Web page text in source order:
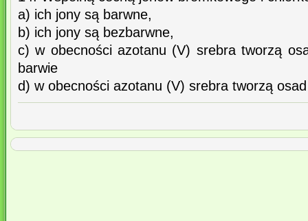
a) ich jony są barwne,
b) ich jony są bezbarwne,
c) w obecności azotanu (V) srebra tworzą
barwie
d) w obecności azotanu (V) srebra tworzą osad